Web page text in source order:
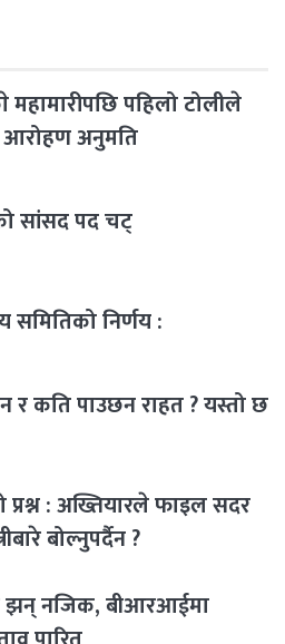
महामारीपछि पहिलो टोलीले
आरोहण अनुमति
सांसद पद चट्
समितिको निर्णय :
कति पाउछन राहत ? यस्तो छ
प्रश्न : अख्तियारले फाइल सदर
बोल्नुपर्दैन ?
झन् नजिक, बीआरआईमा